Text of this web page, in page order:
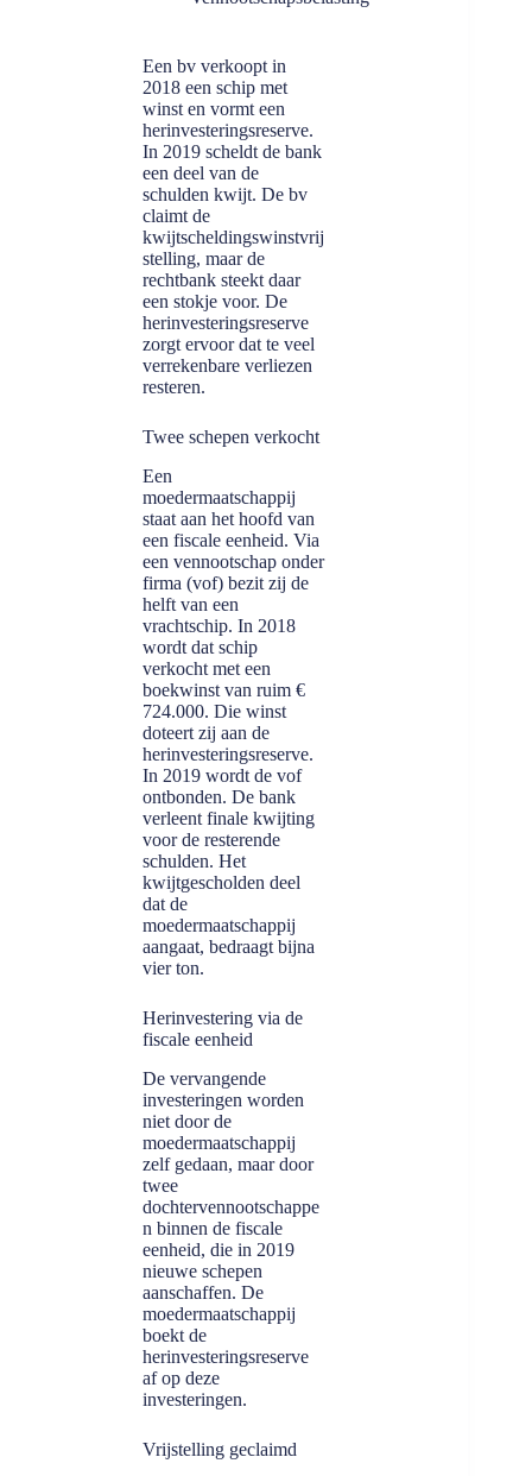
Een bv verkoopt in
2018 een schip met
winst en vormt een
herinvesteringsreserve.
In 2019 scheldt de bank
een deel van de
schulden kwijt. De bv
claimt de
kwijtscheldingswinstvrij
stelling, maar de
rechtbank steekt daar
een stokje voor. De
herinvesteringsreserve
zorgt ervoor dat te veel
verrekenbare verliezen
resteren.
Twee schepen verkocht
Een
moedermaatschappij
staat aan het hoofd van
een fiscale eenheid. Via
een vennootschap onder
firma (vof) bezit zij de
helft van een
vrachtschip. In 2018
wordt dat schip
verkocht met een
boekwinst van ruim €
724.000. Die winst
doteert zij aan de
herinvesteringsreserve.
In 2019 wordt de vof
ontbonden. De bank
verleent finale kwijting
voor de resterende
schulden. Het
kwijtgescholden deel
dat de
moedermaatschappij
aangaat, bedraagt bijna
vier ton.
Herinvestering via de
fiscale eenheid
De vervangende
investeringen worden
niet door de
moedermaatschappij
zelf gedaan, maar door
twee
dochtervennootschappe
n binnen de fiscale
eenheid, die in 2019
nieuwe schepen
aanschaffen. De
moedermaatschappij
boekt de
herinvesteringsreserve
af op deze
investeringen.
Vrijstelling geclaimd